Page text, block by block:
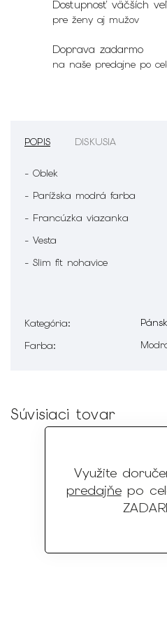
Využite
predajňepo
Dostupnosť väčších
pre ženy aj mužov
Doprava zadarmo
na naše predajne po
POPIS DISKUSIA
- Oblek
- Parížska modrá farba
- Francúzka viazanka
- Vesta
- Slim fit nohavice
Kategória:
Farba:
Súvisiaci tovar